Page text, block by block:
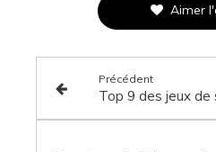
Aimer
Précédent